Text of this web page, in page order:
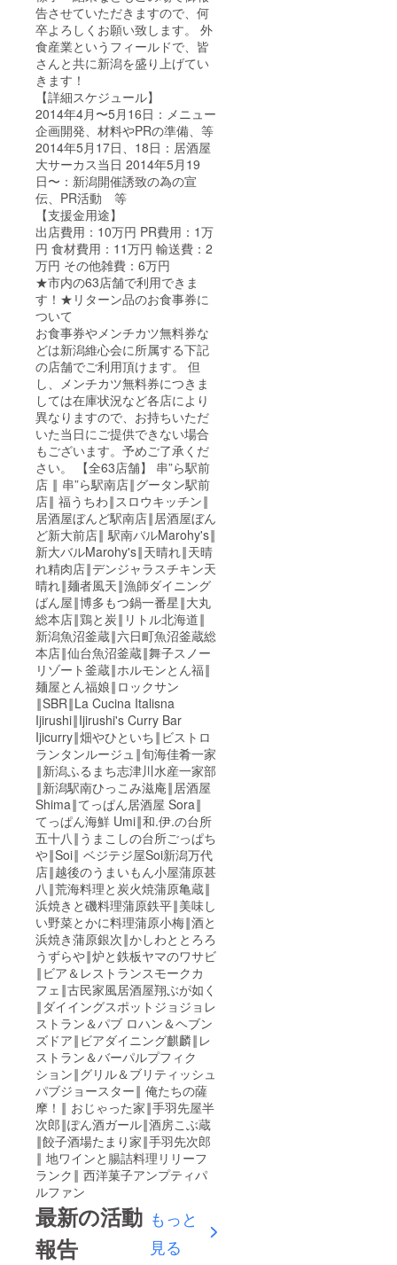
告させていただきますので、何
卒よろしくお願い致します。 外
食産業というフィールドで、皆
さんと共に新潟を盛り上げてい
きます！
【詳細スケジュール】
2014年4月〜5月16日：メニュー
企画開発、材料やPRの準備、等
2014年5月17日、18日：居酒屋
大サーカス当日 2014年5月19
日〜：新潟開催誘致の為の宣
伝、PR活動 等
【支援金用途】
出店費用：10万円 PR費用：1万
円 食材費用：11万円 輸送費：2
万円 その他雑費：6万円
★市内の63店舗で利用できま
す！★リターン品のお食事券に
ついて
お食事券やメンチカツ無料券な
どは新潟維心会に所属する下記
の店舗でご利用頂けます。 但
し、メンチカツ無料券につきま
しては在庫状況など各店により
異なりますので、お持ちいただ
いた当日にご提供できない場合
もございます。予めご了承くだ
さい。 【全63店舗】 串”ら駅前
店 ‖ 串”ら駅南店‖グータン駅前
店‖ 福うちわ‖スロウキッチン‖
居酒屋ぼんど駅南店‖居酒屋ぼん
ど新大前店‖ 駅南バルMarohy's‖
新大バルMarohy's‖天晴れ‖天晴
れ精肉店‖デンジャラスチキン天
晴れ‖麺者風天‖漁師ダイニング
ばん屋‖博多もつ鍋一番星‖大丸
総本店‖鶏と炭‖リトル北海道‖
新潟魚沼釜蔵‖六日町魚沼釜蔵総
本店‖仙台魚沼釜蔵‖舞子スノー
リゾート釜蔵‖ホルモンとん福‖
麺屋とん福娘‖ロックサン
‖SBR‖La Cucina Italisna
Ijirushi‖Ijirushi's Curry Bar
Ijicurry‖畑やひといち‖ビストロ
ランタンルージュ‖旬海佳肴一家
‖新潟ふるまち志津川水産一家部
‖新潟駅南ひっこみ滋庵‖居酒屋
Shima‖てっぱん居酒屋 Sora‖
てっぱん海鮮 Umi‖和.伊.の台所
五十八‖うまこしの台所ごっぱち
や‖Soi‖ ベジテジ屋Soi新潟万代
店‖越後のうまいもん小屋蒲原甚
八‖荒海料理と炭火焼蒲原亀蔵‖
浜焼きと磯料理蒲原鉄平‖美味し
い野菜とかに料理蒲原小梅‖酒と
浜焼き蒲原銀次‖かしわととろろ
うずらや‖炉と鉄板ヤマのワサビ
‖ビア＆レストランスモークカ
フェ‖古民家風居酒屋翔ぶが如く
‖ダイイングスポットジョジョレ
ストラン＆パブ ロハン＆ヘブン
ズドア‖ビアダイニング麒麟‖レ
ストラン＆バーパルプフィク
ション‖グリル＆ブリティッシュ
パブジョースター‖ 俺たちの薩
摩！‖ おじゃった家‖手羽先屋半
次郎‖ぽん酒ガール‖酒房こぶ蔵
‖餃子酒場たまり家‖手羽先次郎
‖ 地ワインと腸詰料理リリーフ
ランク‖ 西洋菓子アンプティパ
ルファン
最新の活動
報告
もっと
見る